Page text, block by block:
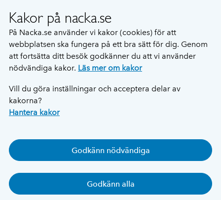
Kakor på nacka.se
På Nacka.se använder vi kakor (cookies) för att
webbplatsen ska fungera på ett bra sätt för dig. Genom
att fortsätta ditt besök godkänner du att vi använder
nödvändiga kakor. Läs mer om kakor
Vill du göra inställningar och acceptera delar av
kakorna?
Hantera kakor
Godkänn nödvändiga
Godkänn alla